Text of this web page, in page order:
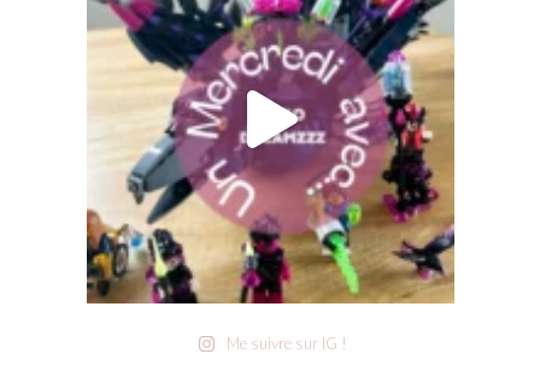
Me suivre sur IG !